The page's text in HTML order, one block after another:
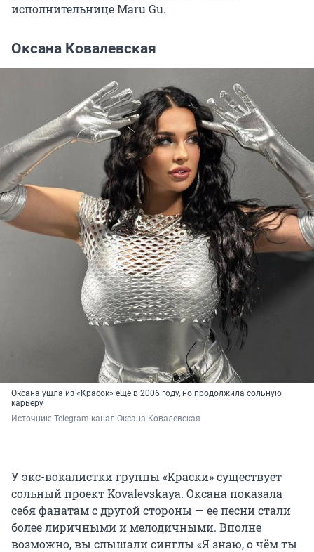
исполнительнице Maru Gu.
Оксана Ковалевская
Оксана ушла из «Красок» еще в 2006 году, но продолжила сольную
карьеру
Источник: Telegram-канал Оксана Ковалевская
У экс-вокалистки группы «Краски» существует
сольный проект Kovalevskaya. Оксана показала
себя фанатам с другой стороны — ее песни стали
более лиричными и мелодичными. Вполне
возможно, вы слышали синглы «Я знаю, о чём ты